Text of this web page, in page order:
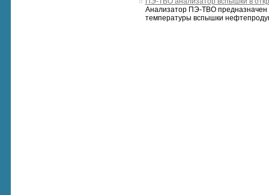
Анализатор ПЭ-ТВО предназначен
температуры вспышки